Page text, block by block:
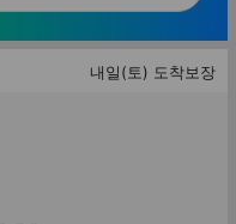
내일(토) 도착보장